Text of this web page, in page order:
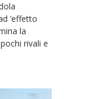
‘effetto
la
rivali e